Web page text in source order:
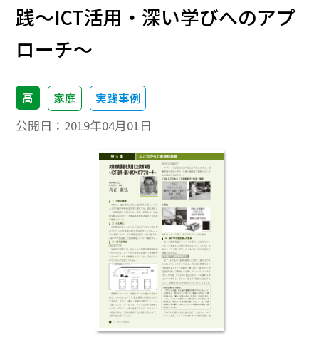
践～ICT活用・深い学びへのアプ
ローチ～
高 家庭 実践事例
公開日： 2019年04月01日